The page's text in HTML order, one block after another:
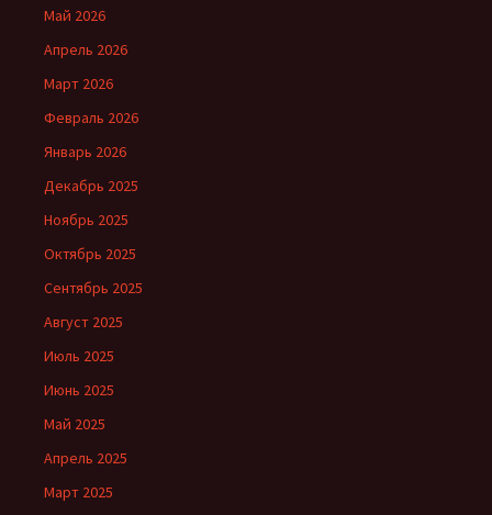
Май 2026
Апрель 2026
Март 2026
Февраль 2026
Январь 2026
Декабрь 2025
Ноябрь 2025
Октябрь 2025
Сентябрь 2025
Август 2025
Июль 2025
Июнь 2025
Май 2025
Апрель 2025
Март 2025